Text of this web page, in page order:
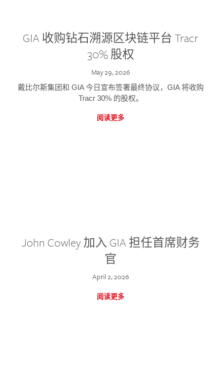
GIA 收购钻石溯源区块链平台 Tracr
30% 股权
May 29, 2026
戴比尔斯集团和 GIA 今日宣布签署最终协议，GIA 将收购
Tracr 30% 的股权。
阅读更多
John Cowley 加入 GIA 担任首席财务
官
April 2, 2026
阅读更多